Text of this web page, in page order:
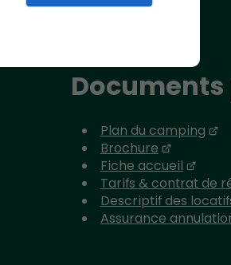
Plan du camping
Brochure
Fiche accueil
Tarifs & contrat de
Descriptif des
Assurance